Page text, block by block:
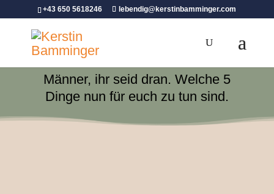
+43 650 5618246 lebendig@kerstinbamminger.com
Männer, ihr seid dran. Welche 5
Dinge nun für euch zu tun sind.